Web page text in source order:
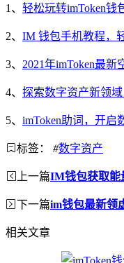
1、 轻松玩转imToken钱
2、 IM 钱包手机教程，
3、 2021年imToken最
4、 探索数字资产新领
5、 imToken助词，开启
标签： #数字资产
上一篇IM钱包获取能
下一篇im钱包最新领
相关文章